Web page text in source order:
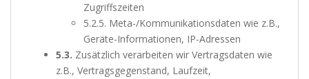
Zugriffszeiten
5.2.5. Meta-/Kommunikationsdaten wie z.B.,
Geräte-Informationen, IP-Adressen
5.3. Zusätzlich verarbeiten wir Vertragsdaten wie
z.B., Vertragsgegenstand, Laufzeit,